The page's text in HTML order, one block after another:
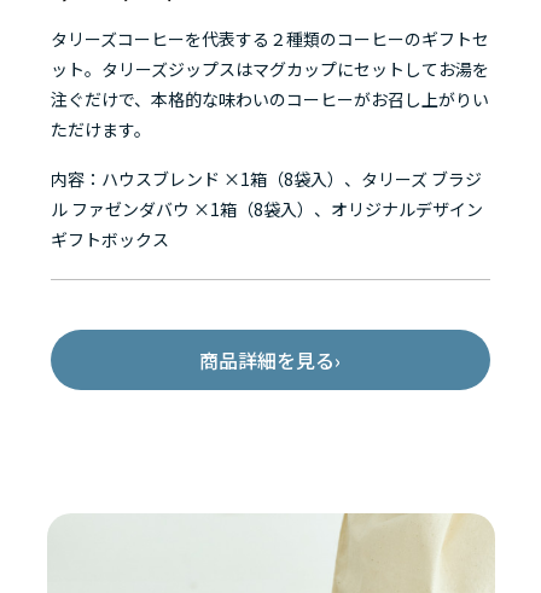
タリーズコーヒーを代表する２種類のコーヒーのギフトセ
ット。タリーズジップスはマグカップにセットしてお湯を
注ぐだけで、本格的な味わいのコーヒーがお召し上がりい
ただけます。
内容：ハウスブレンド ×1箱（8袋入）、タリーズ ブラジ
ル ファゼンダバウ ×1箱（8袋入）、オリジナルデザイン
ギフトボックス
商品詳細を見る›